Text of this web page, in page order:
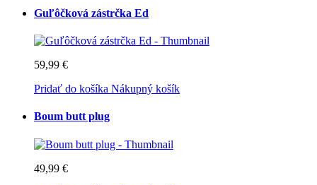
Guľôčková zástrčka Ed
59,99 €
Pridať do košíka Nákupný košík
Boum butt plug
49,99 €